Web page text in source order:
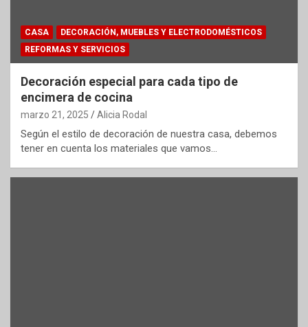
CASA
DECORACIÓN, MUEBLES Y ELECTRODOMÉSTICOS
REFORMAS Y SERVICIOS
Decoración especial para cada tipo de
encimera de cocina
marzo 21, 2025 Alicia Rodal
Según el estilo de decoración de nuestra casa, debemos
tener en cuenta los materiales que vamos…